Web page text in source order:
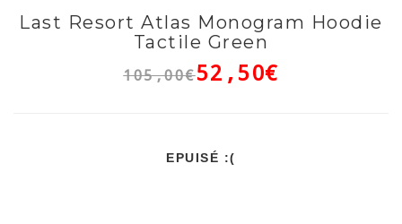
Last Resort Atlas Monogram Hoodie
Tactile Green
105,00€52,50€
EPUISÉ :(